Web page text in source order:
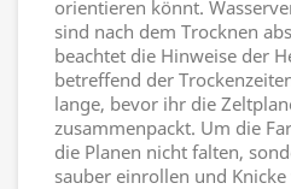
orientieren könnt.
sind nach dem Trocknen
beachtet die Hinweise der
betreffend der
lange, bevor ihr die
zusammenpackt. Um die
die Planen nicht falten,
sauber einrollen und